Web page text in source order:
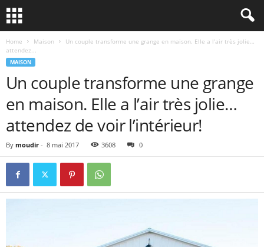
Home Maison
Un couple transforme une grange en maison. Elle a l’air très jolie…
attendez...
MAISON
Un couple transforme une grange
en maison. Elle a l’air très jolie…
attendez de voir l’intérieur!
By moudir - 8 mai 2017 3608 0